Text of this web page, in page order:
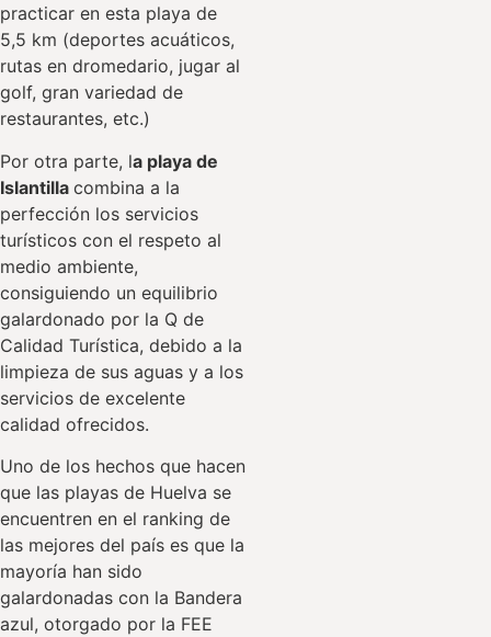
practicar en esta playa de
5,5 km (deportes acuáticos,
rutas en dromedario, jugar al
golf, gran variedad de
restaurantes, etc.)
Por otra parte, la playa de
Islantilla combina a la
perfección los servicios
turísticos con el respeto al
medio ambiente,
consiguiendo un equilibrio
galardonado por la Q de
Calidad Turística, debido a la
limpieza de sus aguas y a los
servicios de excelente
calidad ofrecidos.
Uno de los hechos que hacen
que las playas de Huelva se
encuentren en el ranking de
las mejores del país es que la
mayoría han sido
galardonadas con la Bandera
azul, otorgado por la FEE